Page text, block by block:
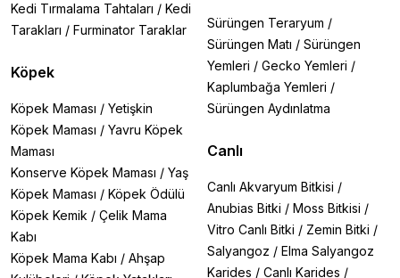
Kedi Tırmalama Tahtaları / Kedi
Tarakları / Furminator Taraklar
Köpek
Köpek Maması / Yetişkin
Köpek Maması / Yavru Köpek
Maması
Konserve Köpek Maması / Yaş
Köpek Maması / Köpek Ödülü
Köpek Kemik / Çelik Mama
Kabı
Köpek Mama Kabı / Ahşap
Sürüngen Teraryum /
Sürüngen Matı / Sürüngen
Yemleri / Gecko Yemleri /
Kaplumbağa Yemleri /
Sürüngen Aydınlatma
Canlı
Canlı Akvaryum Bitkisi /
Anubias Bitki / Moss Bitkisi /
Vitro Canlı Bitki / Zemin Bitki /
Salyangoz / Elma Salyangoz
Karides / Canlı Karides /